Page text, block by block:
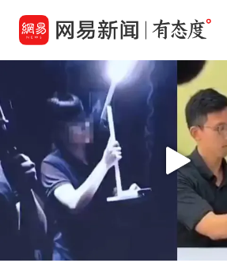
00:00
Play